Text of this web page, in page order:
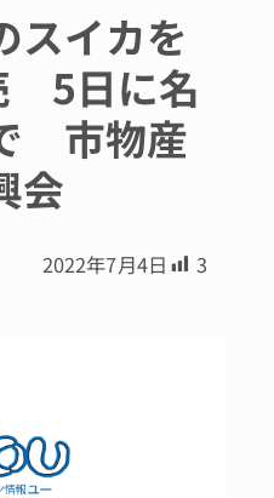
スイカを
5日に名
市物産
会
2022年7月4日 3